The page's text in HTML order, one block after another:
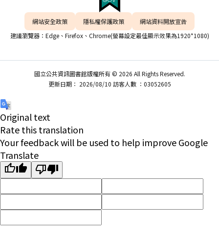
網站安全政策 隱私權保護政策
網站資料開放宣告
建議瀏覽器：Edge、Firefox、Chrome(螢幕設定最佳顯示效果為1920*1080)
國立公共資訊圖書館版權所有 © 2026 All Rights Reserved.
更新日期： 2026/08/10 訪客人數 ：03052605
Original text
Rate this translation
Your feedback will be used to help improve Google
Translate